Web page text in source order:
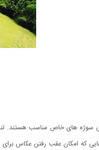
سوژه های خاص مناسب هستند.
که امکان عقب رفتن عکاس برای